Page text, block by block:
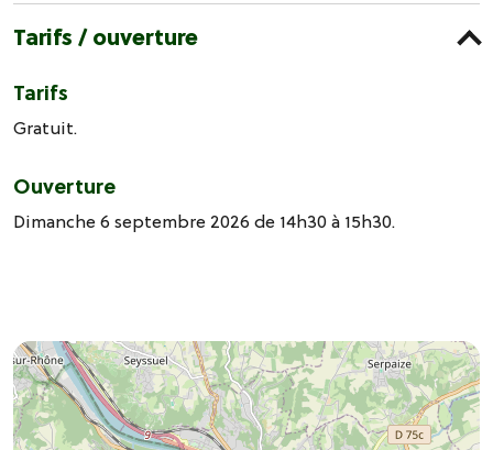
Tarifs / ouverture
Tarifs
Gratuit.
Ouverture
Dimanche 6 septembre 2026 de 14h30 à 15h30.